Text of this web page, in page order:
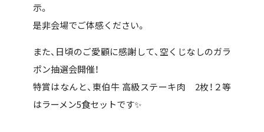
示。
是非会場でご体感ください。
また、 日頃のご愛顧に感謝して、空くじなしのガラ
ポン抽選会開催！
特賞はなんと、東伯牛 高級ステーキ肉 2枚！ ２等
はラーメン5食セットです✨